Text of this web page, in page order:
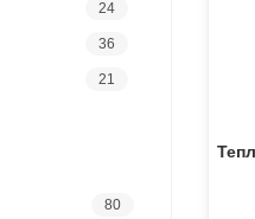
24
36
21
80